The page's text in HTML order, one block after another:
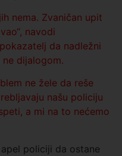
nema. Zvaničan upit
navodi
da nadležni
dijalogom.
ne žele da reše
našu policiju
a mi na to nećemo
policiji da ostane